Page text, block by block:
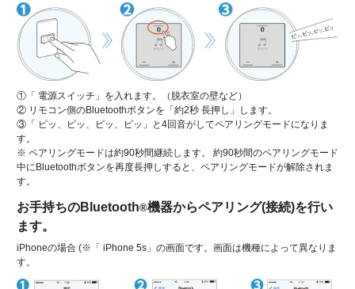
①「 電源スイッチ」を入れます。（脱衣室の壁など）
② リモコン側のBluetoothボタンを「約2秒 長押し」します。
③「 ピッ、ピッ、ピッ、ピッ」と4回音がしてペアリングモードになりま
す。
※ ペアリングモードは約90秒間継続します。 約90秒間のペアリングモード
中にBluetoothボタンを再度長押しすると、ペアリングモードが解除されま
す。
お手持ちのBluetooth®機器からペアリング(接続)を行い
ます。
iPhoneの場合 (※「 iPhone 5s」の画面です。画面は機種によって異なりま
す。